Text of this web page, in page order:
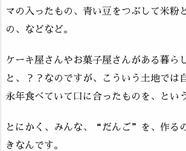
マの入ったもの、青い豆をつぶして米粉
の、などなど。
ケーキ屋さんやお菓子屋さんがある暮ら
と、？？なのですが、こういう土地では
永年食べていて口に合ったものを、とい
とにかく、みんな、“だんご”を、作る
きなんです。